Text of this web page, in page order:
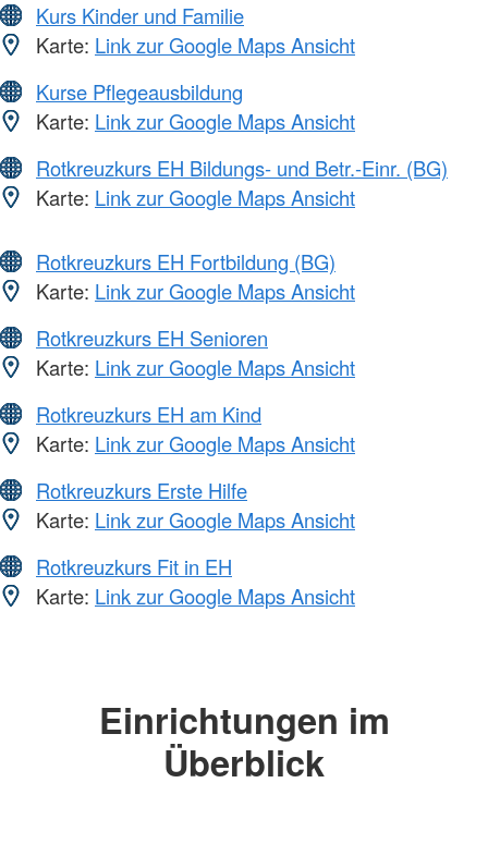
Kurs Kinder und Familie
Karte: Link zur Google Maps Ansicht
Kurse Pflegeausbildung
Karte: Link zur Google Maps Ansicht
Rotkreuzkurs EH Bildungs- und Betr.-Einr. (BG)
Karte: Link zur Google Maps Ansicht
Rotkreuzkurs EH Fortbildung (BG)
Karte: Link zur Google Maps Ansicht
Rotkreuzkurs EH Senioren
Karte: Link zur Google Maps Ansicht
Rotkreuzkurs EH am Kind
Karte: Link zur Google Maps Ansicht
Rotkreuzkurs Erste Hilfe
Karte: Link zur Google Maps Ansicht
Rotkreuzkurs Fit in EH
Karte: Link zur Google Maps Ansicht
Einrichtungen im
Überblick